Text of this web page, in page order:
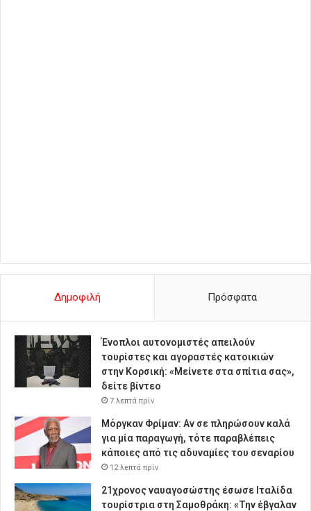
Δημοφιλή Πρόσφατα
Ένοπλοι αυτονομιστές απειλούν
τουρίστες και αγοραστές κατοικιών
στην Κορσική: «Μείνετε στα σπίτια σας»,
δείτε βίντεο
7 λεπτά πρίν
Μόργκαν Φρίμαν: Αν σε πληρώσουν καλά
για μία παραγωγή, τότε παραβλέπεις
κάποιες από τις αδυναμίες του σεναρίου
12 λεπτά πρίν
21χρονος ναυαγοσώστης έσωσε Ιταλίδα
τουρίστρια στη Σαμοθράκη: «Την έβγαλαν